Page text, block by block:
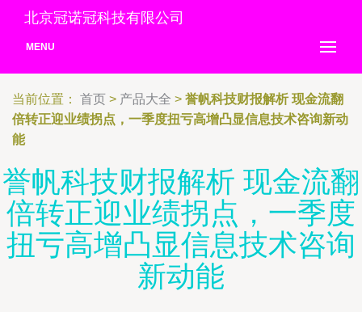
北京冠诺冠科技有限公司
MENU
当前位置： 首页 > 产品大全 > 誉帆科技财报解析 现金流翻
倍转正迎业绩拐点，一季度扭亏高增凸显信息技术咨询新动
能
誉帆科技财报解析 现金流翻
倍转正迎业绩拐点，一季度
扭亏高增凸显信息技术咨询
新动能